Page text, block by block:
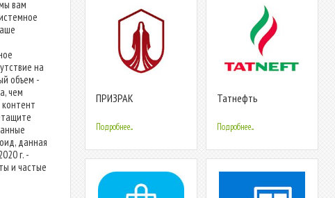
вам
на
объем -
чем
данная
г. -
и частые
ПРИЗРАК
Подробнее...
Татнефть
Подробнее...